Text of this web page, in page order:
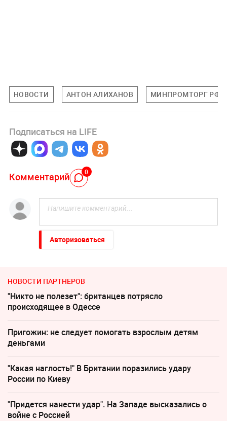
НОВОСТИ АНТОН АЛИХАНОВ МИНПРОМТОРГ РФ
Подписаться на LIFE
Комментарий 0
Авторизоваться
НОВОСТИ ПАРТНЕРОВ
"Никто не полезет": британцев потрясло
происходящее в Одессе
Пригожин: не следует помогать взрослым детям
деньгами
"Какая наглость!" В Британии поразились удару
России по Киеву
"Придется нанести удар". На Западе высказались о
войне с Россией